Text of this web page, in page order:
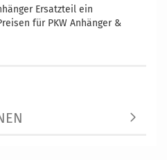
Ersatzteil ein
für PKW Anhänger &